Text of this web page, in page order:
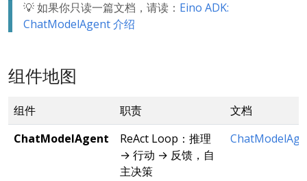
💡 如果你只读一篇文档，请读： Eino ADK:
ChatModelAgent 介绍
组件地图
组件 职责
文档
ChatModelAgent
ReAct Loop：推理
→ 行动 → 反馈，自
主决策